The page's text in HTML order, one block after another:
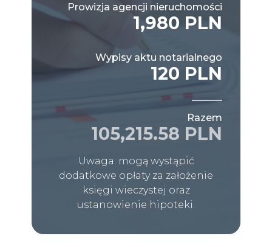
Prowizja agencji nieruchomości
1,980 PLN
Wypisy aktu notarialnego
120 PLN
Razem
105,215.58 PLN
Uwaga: mogą wystąpić
dodatkowe opłaty za założenie
księgi wieczystej oraz
ustanowienie hipoteki.